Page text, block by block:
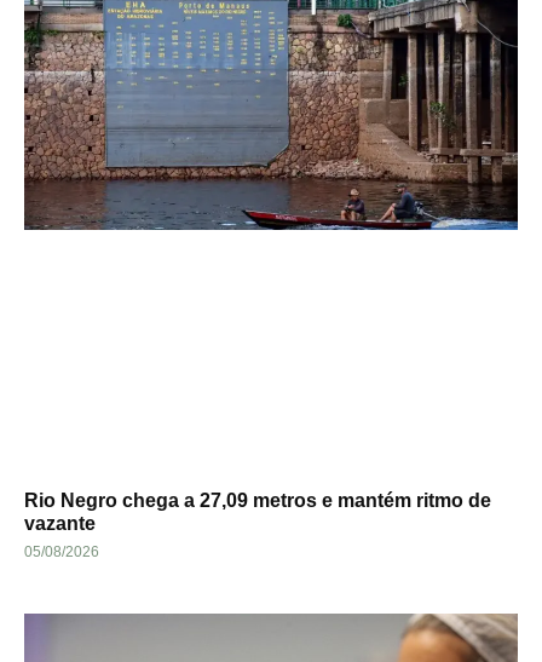
Rio Negro chega a 27,09 metros e mantém ritmo de
vazante
05/08/2026